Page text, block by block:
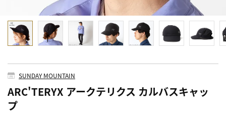
SUNDAY MOUNTAIN
ARC'TERYX アークテリクス カルバスキャッ
プ